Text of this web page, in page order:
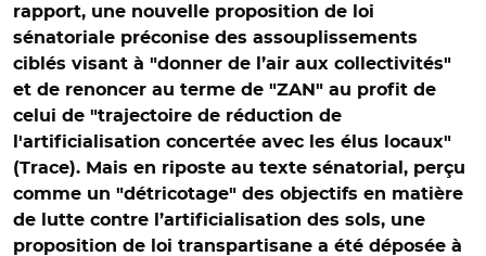
rapport, une nouvelle proposition de loi
sénatoriale préconise des assouplissements
ciblés visant à "donner de l’air aux collectivités"
et de renoncer au terme de "ZAN" au profit de
celui de "trajectoire de réduction de
l'artificialisation concertée avec les élus locaux"
(Trace). Mais en riposte au texte sénatorial, perçu
comme un "détricotage" des objectifs en matière
de lutte contre l’artificialisation des sols, une
proposition de loi transpartisane a été déposée à